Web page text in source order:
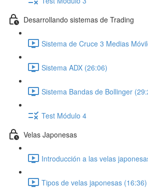
Desarrollando sistemas de Trading
Sistema de Cruce 3 Medias
Sistema ADX (26:06)
Sistema Bandas de Bollinger
Test Módulo 4
Velas Japonesas
Introducción a las velas
Tipos de velas japonesas (16:36)